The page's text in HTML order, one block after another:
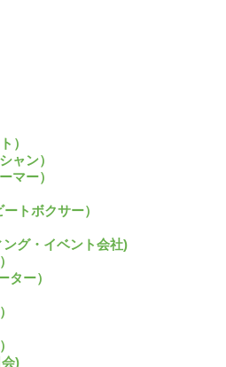
）
ャン）
マー）
トボクサー）
グ・イベント会社)
ター）
)